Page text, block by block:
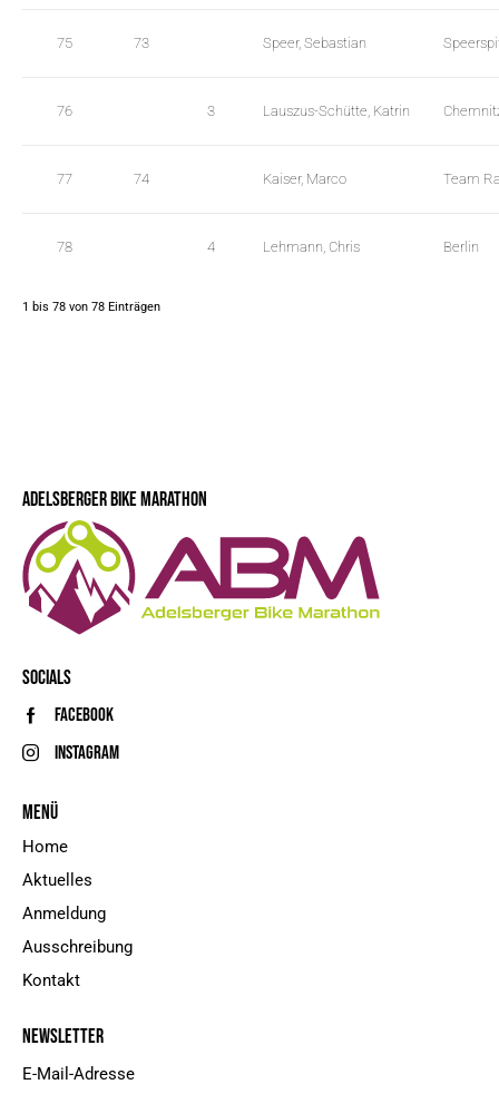
75 73 Speer, Sebastian
76 3 Lauszus-Schütte, Katrin
77 74 Kaiser, Marco Team
78 4 Lehmann, Chris Berlin
1 bis 78 von 78 Einträgen
ADELSBERGER BIKE MARATHON
SOCIALS
Facebook
Instagram
MENÜ
Home
Aktuelles
Anmeldung
Ausschreibung
Kontakt
NEWSLETTER